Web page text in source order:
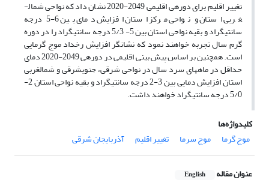
تغییر اقلیم برای دوره­ی اقلیمی 2049-2020 نشان داد که نواحی شمال­
غربی استان و نواحی مرکز استان افزایش دمای بین 6-5 درجه
سانتیگراد و بقیه نواحی استان بین 5- 5/3 درجه سانتیگراد را در دوره
گرم سال تجربه خواهند نمود که نشانگر افزایش رخداد موج گرمایی
است. همچنین بر اساس پیش بینی اقلیمی در دوره­ی 2049-2020 دمای
حداقل در ماههای سرد سال در نواحی­ شرقی، جنوب­شرقی و شمال­غربی
استان افزایش دمایی بین 3-2 درجه سانتیگراد و بقیه نواحی استان 2-
5/0 درجه سانتیگراد خواهند داشت.
کلیدواژه‌ها
موج گرما
موج سرما تغییر اقلیم آذربایجان شرقی
عنوان مقاله English